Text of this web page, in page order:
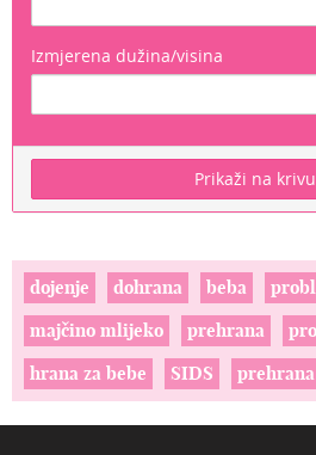
Izmjerena dužina/visina
Prikaži na
dojenje dohrana beba
majčino mlijeko
prehrana
hrana za bebe
SIDS